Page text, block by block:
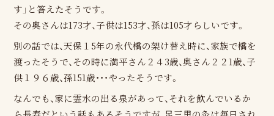
す」と答えたそうです。
その奥さんは173才、子供は153才、孫は105才らしいです。
別の話では、天保１5年の永代橋の架け替え時に、家族で橋を
渡ったそうで、その時に満平さん２４3歳、奥さん２２1歳、子
供１９６歳、孫151歳・・・やったそうです。
なんでも、家に霊水の出る泉があって、それを飲んでいるか